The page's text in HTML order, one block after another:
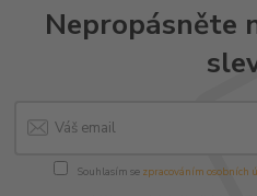
Nepropásněte
Souhlasím se zpracováním osobních